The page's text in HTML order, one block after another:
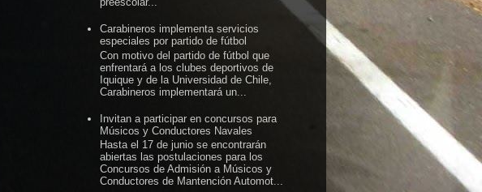
Carabineros implementa servicios
especiales por partido de fútbol
Con motivo del partido de fútbol que
enfrentará a los clubes deportivos de
Iquique y de la Universidad de Chile,
Carabineros implementará un...
Invitan a participar en concursos para
Músicos y Conductores Navales
Hasta el 17 de junio se encontrarán
abiertas las postulaciones para los
Concursos de Admisión a Músicos y
Conductores de Mantención Automot...